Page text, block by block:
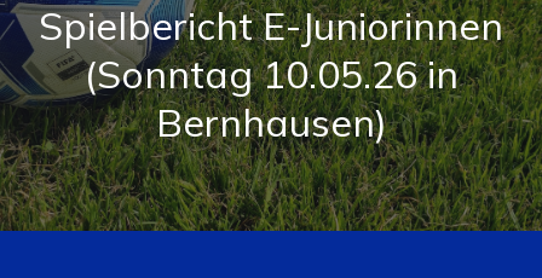
Spielbericht E-Juniorinnen
(Sonntag 10.05.26 in
Bernhausen)